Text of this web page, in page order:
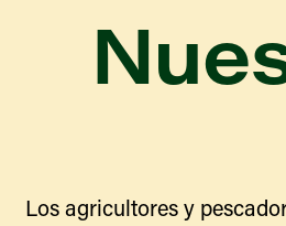
Los agricultores y